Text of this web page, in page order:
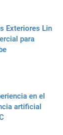
Exteriores Lin
para
en el
artificial